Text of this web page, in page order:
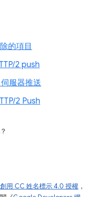
的項目
2 push
服器推送
2 Push
創用 CC 姓名標示 4.0 授權 ，